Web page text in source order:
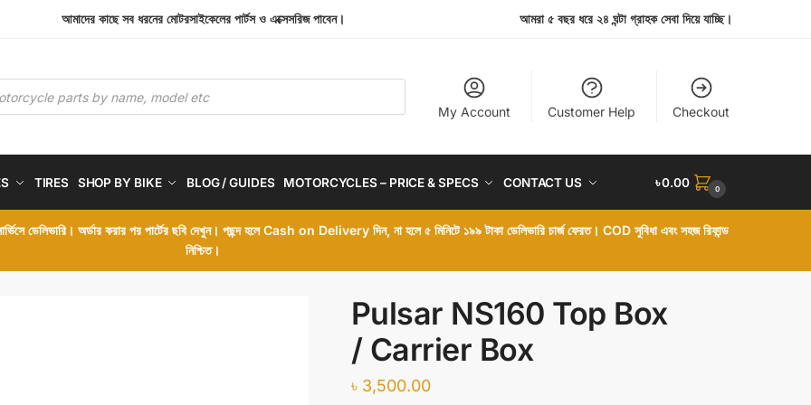
আমাদের কাছে সব ধরনের মোটরসাইকেলের পার্টস ও এক্সেসরিজ পাবেন। আমরা ৫ বছর ধরে ২৪ ঘন্টা গ্রাহক সেবা দিয়ে যাচ্ছি।
My Account Customer Help Checkout
TIRES SHOP BY BIKE BLOG / GUIDES MOTORCYCLES – PRICE & SPECS CONTACT US ৳0.00 0
ডেলিভারি। অর্ডার করার পর পার্টের ছবি দেখুন। পছন্দ হলে Cash on Delivery দিন, না হলে ৫ মিনিটে ১৯৯ টাকা ডেলিভারি চার্জ ফেরত। COD সুবিধা এবং সহজ রিফান্ড
নিশ্চিত।
Pulsar NS160 Top Box
/ Carrier Box
৳ 3,500.00